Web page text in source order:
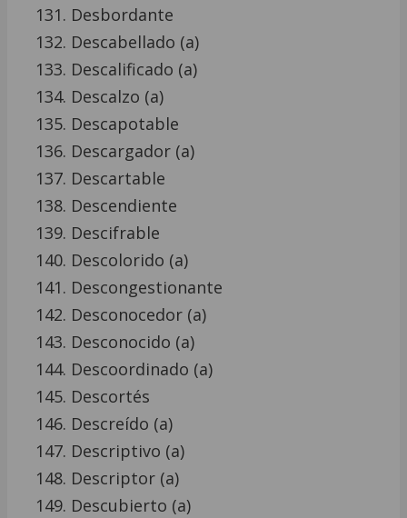
Desbordante
Descabellado (a)
Descalificado (a)
Descalzo (a)
Descapotable
Descargador (a)
Descartable
Descendiente
Descifrable
Descolorido (a)
Descongestionante
Desconocedor (a)
Desconocido (a)
Descoordinado (a)
Descortés
Descreído (a)
Descriptivo (a)
Descriptor (a)
Descubierto (a)